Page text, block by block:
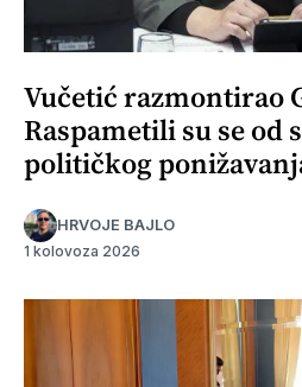
Vučetić razmontirao
Raspametili su se od
političkog
HRVOJE BAJLO
1 kolovoza 2026